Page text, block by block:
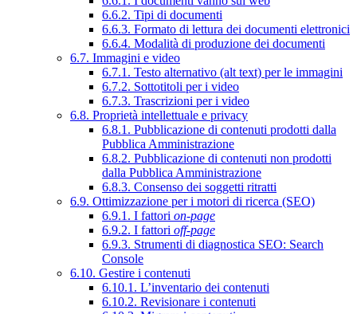
6.6.2. Tipi di documenti
6.6.3. Formato di lettura dei documenti elettronici
6.6.4. Modalità di produzione dei documenti
6.7. Immagini e video
6.7.1. Testo alternativo (alt text) per le immagini
6.7.2. Sottotitoli per i video
6.7.3. Trascrizioni per i video
6.8. Proprietà intellettuale e privacy
6.8.1. Pubblicazione di contenuti prodotti dalla
Pubblica Amministrazione
6.8.2. Pubblicazione di contenuti non prodotti
dalla Pubblica Amministrazione
6.8.3. Consenso dei soggetti ritratti
6.9. Ottimizzazione per i motori di ricerca (SEO)
6.9.1. I fattori on-page
6.9.2. I fattori off-page
6.9.3. Strumenti di diagnostica SEO: Search
Console
6.10. Gestire i contenuti
6.10.1. L’inventario dei contenuti
6.10.2. Revisionare i contenuti